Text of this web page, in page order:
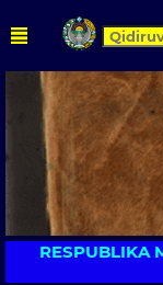
RESPUBLIKA